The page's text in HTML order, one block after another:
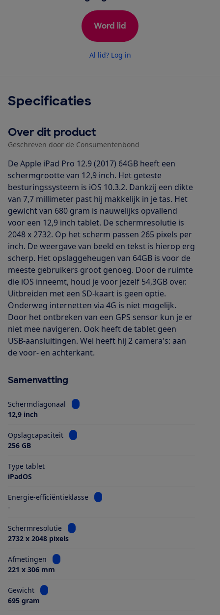
Word lid
Al lid? Log in
Specificaties
Over dit product
Geschreven door de Consumentenbond
De Apple iPad Pro 12.9 (2017) 64GB heeft een
schermgrootte van 12,9 inch. Het geteste
besturingssysteem is iOS 10.3.2. Dankzij een dikte
van 7,7 millimeter past hij makkelijk in je tas. Het
gewicht van 680 gram is nauwelijks opvallend
voor een 12,9 inch tablet. De schermresolutie is
2048 x 2732. Op het scherm passen 265 pixels per
inch. De weergave van beeld en tekst is hierop erg
scherp. Het opslaggeheugen van 64GB is voor de
meeste gebruikers groot genoeg. Door de ruimte
die iOS inneemt, houd je voor jezelf 54,3GB over.
Uitbreiden met een SD-kaart is geen optie.
Onderweg internetten via 4G is niet mogelijk.
Door het ontbreken van een GPS sensor kun je er
niet mee navigeren. Ook heeft de tablet geen
USB-aansluitingen. Wel heeft hij 2 camera's: aan
de voor- en achterkant.
Samenvatting
Schermdiagonaal
Bekijk informatie voor Schermdiagonaal
12,9 inch
Opslagcapaciteit
Bekijk informatie voor Opslagcapaciteit
256 GB
Type tablet
iPadOS
Energie-efficiëntieklasse
Bekijk informatie voor Energie-
-
Schermresolutie
Bekijk informatie voor Schermresolutie
2732 x 2048 pixels
Afmetingen
Bekijk informatie voor Afmetingen
221 x 306 mm
Gewicht
Bekijk informatie voor Gewicht
695 gram